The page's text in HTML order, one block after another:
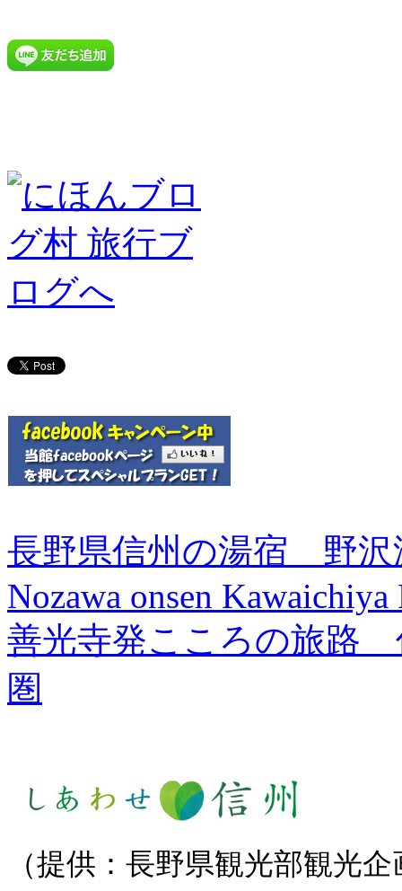
長野県信州の湯宿 野沢
Nozawa onsen Kawaichiya
善光寺発こころの旅路
圏
（提供：長野県観光部観光